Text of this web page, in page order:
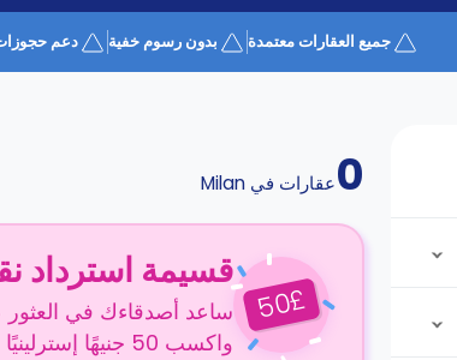
جميع العقارات معتمدة بدون رسوم خفية دعم حجوزات
0عقارات في Milan
£
50
قسيمة استرداد نقدي
ساعد أصدقاءك في العثور
واكسب 50 جنيهًا إسترلينيًا عن كل حجز ناجح!